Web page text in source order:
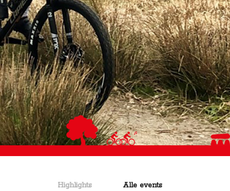
Highlights Alle events